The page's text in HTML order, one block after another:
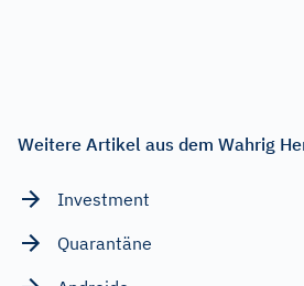
Weitere Artikel aus dem Wahrig
Investment
Quarantäne